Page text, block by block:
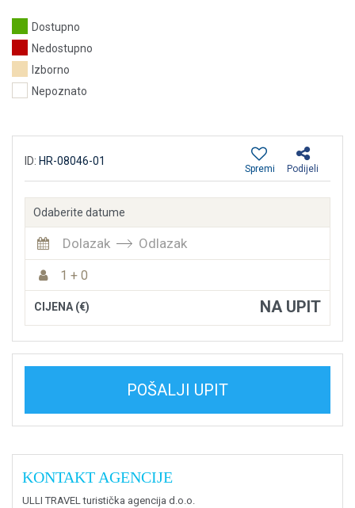
Dostupno
Nedostupno
Izborno
Nepoznato
ID: HR-08046-01
Podijeli
Spremi
Odaberite datume
Dolazak Odlazak
1 + 0
CIJENA (€) NA UPIT
POŠALJI UPIT
KONTAKT AGENCIJE
ULLI TRAVEL turistička agencija d.o.o.